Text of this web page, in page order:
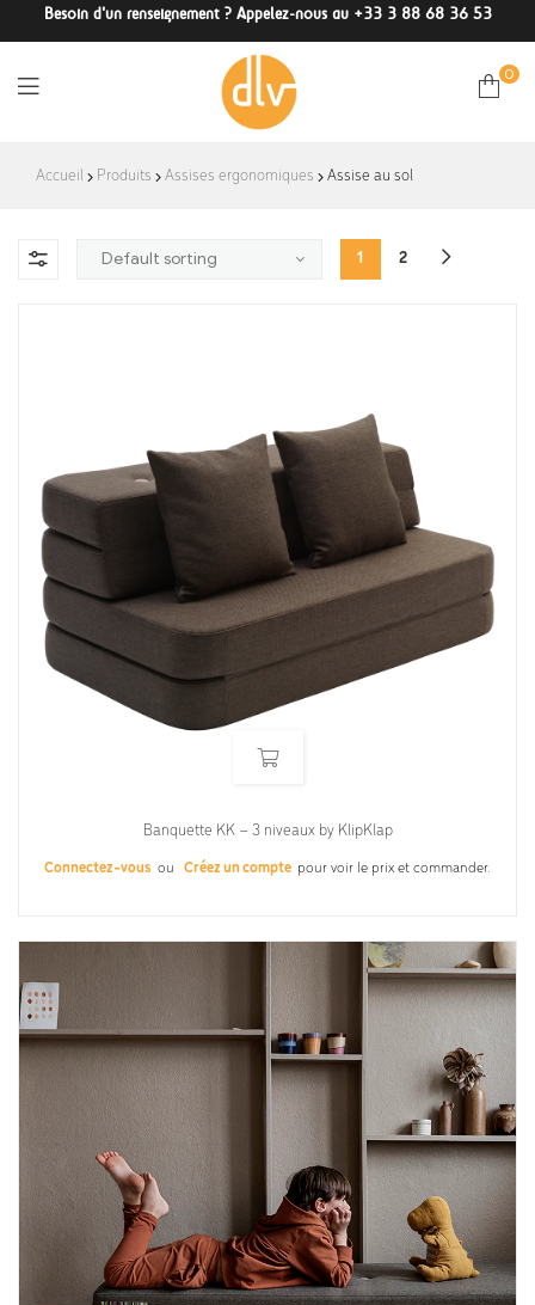
Besoin d'un renseignement ? Appelez-nous au +33 3 88 68 36 53
DLV-
0
Accueil Produits Assises ergonomiques Assise au sol
1 2
Banquette KK – 3 niveaux by KlipKlap
Connectez-vous ou Créez un compte pour voir le prix et commander.